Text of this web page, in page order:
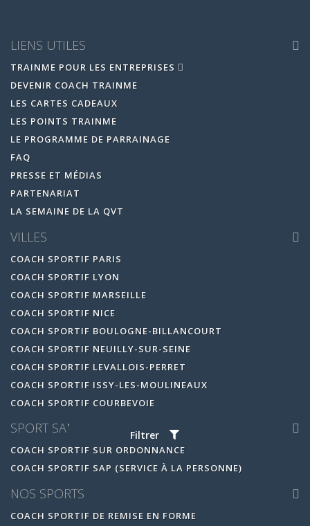
Filtrer
LIENS UTILES
TRAINME POUR LES ENTREPRISES
DEVENIR COACH TRAINME
LES CARTES CADEAUX
LES POINTS TRAINME
LE PROGRAMME DE PARRAINAGE
FAQ
PRESSE ET MÉDIAS
PARTENARIAT
LA SEMAINE DE LA QVT
VILLES
COACH SPORTIF PARIS
COACH SPORTIF LYON
COACH SPORTIF MARSEILLE
COACH SPORTIF NICE
COACH SPORTIF BOULOGNE-BILLANCOURT
COACH SPORTIF NEUILLY-SUR-SEINE
COACH SPORTIF LEVALLOIS-PERRET
COACH SPORTIF ISSY-LES-MOULINEAUX
COACH SPORTIF COURBEVOIE
SPORT SANTÉ
COACH SPORTIF SUR ORDONNANCE
COACH SPORTIF SAP (SERVICE À LA PERSONNE)
NOS SPORTS
COACH SPORTIF DE REMISE EN FORME